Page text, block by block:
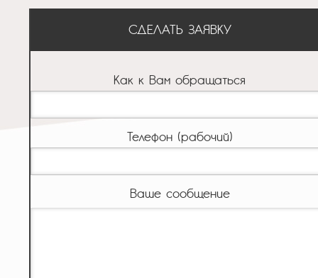
СДЕЛАТЬ ЗАЯВКУ
Как к Вам обращаться
Телефон (рабочий)
Ваше сообщение